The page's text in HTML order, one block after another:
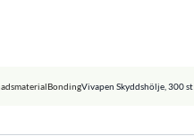
BondingVivapen Skyddshölje, 300 st